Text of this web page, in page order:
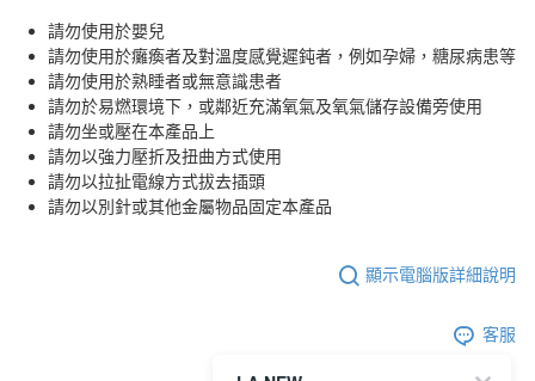
請勿使用於嬰兒
請勿使用於癱瘓者及對溫度感覺遲鈍者，例如孕婦，糖尿病患等
請勿使用於熟睡者或無意識患者
請勿於易燃環境下，或鄰近充滿氧氣及氧氣儲存設備旁使用
請勿坐或壓在本產品上
請勿以強力壓折及扭曲方式使用
請勿以拉扯電線方式拔去插頭
請勿以別針或其他金屬物品固定本產品
顯示電腦版詳細說明
客服